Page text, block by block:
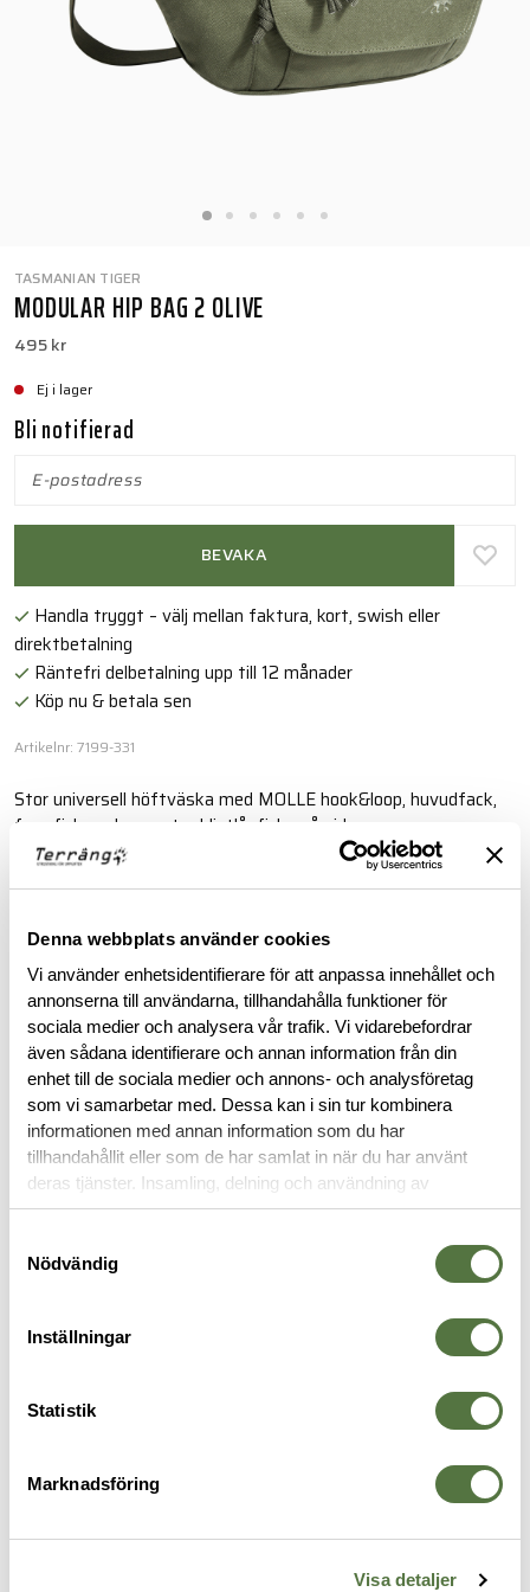
Denna webbplats använder cookies
Vi använder enhetsidentifierare för att anpassa innehållet och
annonserna till användarna, tillhandahålla funktioner för
sociala medier och analysera vår trafik. Vi vidarebefordrar
även sådana identifierare och annan information från din
enhet till de sociala medier och annons- och analysföretag
som vi samarbetar med. Dessa kan i sin tur kombinera
informationen med annan information som du har
tillhandahållit eller som de har samlat in när du har använt
deras tjänster. Insamling, delning och användning av
personuppgifter kan användas för personalisering av
Nödvändig
Inställningar
Statistik
Marknadsföring
Visa detaljer
TASMANIAN TIGER
MODULAR HIP BAG 2 OLIVE
495 kr
Ej i lager
Bli notifierad
BEVAKA
Handla tryggt – välj mellan faktura, kort, swish eller
direktbetalning
Räntefri delbetalning upp till 12 månader
Köp nu & betala sen
Artikelnr: 7199-331
Stor universell höftväska med MOLLE hook&loop, huvudfack,
framficka och en extra blixtlåsficka på sidan.
Läs mer
BESKRIVNING
RECENSIONER
OM VARUMÄRKET
TASMANIAN TIGER TASMANIAN TIGER